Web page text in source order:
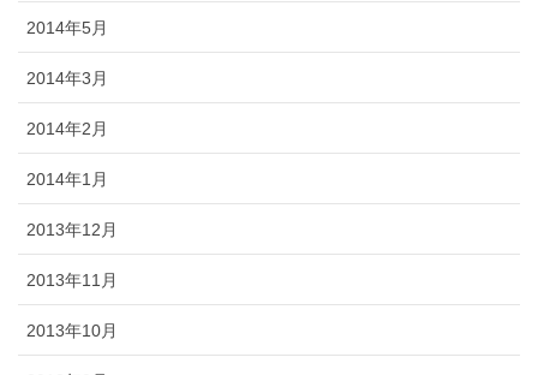
2014年5月
2014年3月
2014年2月
2014年1月
2013年12月
2013年11月
2013年10月